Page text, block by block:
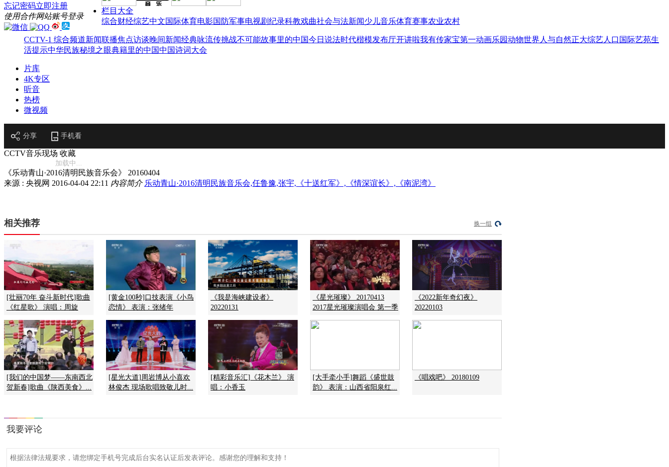
忘记密码立即注册
使用合作网站账号登录
栏目大全
综合财经综艺中文国际体育电影国防军事电视剧纪录科教戏曲社会与法新闻少儿音乐体育赛事农业农村
CCTV-1 综合频道新闻联播焦点访谈晚间新闻经典咏流传挑战不可能故事里的中国今日说法时代楷模发布厅开讲啦我有传家宝第一动画乐园动物世界 人与自然正大综艺人口 国际艺苑生
活提示中华民族秘境之眼典籍里的中国中国诗词大会
片库
4K专区
听音
热榜
微视频
分享 手机看
CCTV音乐现场 收藏
加载中...
《乐动青山·2016清明民族音乐会》 20160404
来源 : 央视网 2016-04-04 22:11 内容简介 乐动青山·2016清明民族音乐会,任鲁豫,张宇,《十送红军》,《情深谊长》,《南泥湾》
相关推荐 换一组
[壮丽70年 奋斗新时代]歌曲
《红星歌》 演唱：周旋
[黄金100秒]口技表演《小鸟
恋情》 表演：张绪年
《我是海峡建设者》
20220131
《星光璀璨》 20170413
2017星光璀璨演唱会 第一季
《2022新年奇幻夜》
20220103
[我们的中国梦——东南西北
贺新春]歌曲《陕西美食》...
[星光大道]周岩博从小喜欢
林俊杰 现场歌唱致敬儿时...
[精彩音乐汇]《花木兰》 演
唱：小香玉
[大手牵小手]舞蹈《盛世鼓
韵》 表演：山西省阳泉红...
《唱戏吧》 20180109